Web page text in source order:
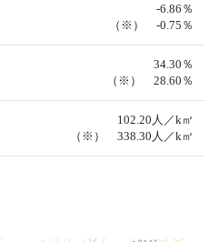
-6.86％
（※） -0.75％
34.30％
（※） 28.60％
102.20人／k㎡
（※） 338.30人／k㎡